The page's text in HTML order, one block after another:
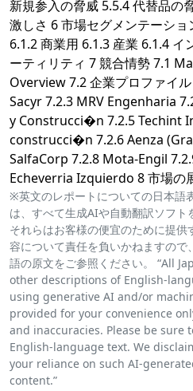
新規参入の脅威 5.5.4 代替品の
激しさ 6 市場セグメンテーシ
6.1.2 商業用 6.1.3 産業 6.1.4
ーティリティ 7 競合情勢 7.1
Overview 7.2 企業プロファイ
Sacyr 7.2.3 MRV Engenharia
y Construcci�n 7.2.5 Techint
construcci�n 7.2.6 Aenza
SalfaCorp 7.2.8 Mota-Engil
Echeverria Izquierdo 8 市場の
※英文のレポートについての日本語
は、すべて生成AIや自動翻訳ソフト
それらはお客様の便宜のために提
容について責任を負いかねますの
語の原文をご参照ください。 “All
other descriptions of English-
using generative AI and/or
provided for your convenience
and inaccuracies. Please be sure
English-language text. We
your reliance on such AI-
content.”